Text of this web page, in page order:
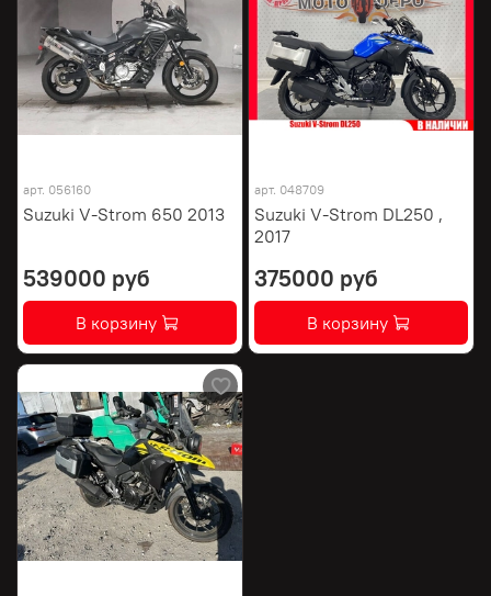
арт. 056160
Suzuki V-Strom 650 2013
539000 руб
В корзину
арт. 048709
Suzuki V-Strom DL250 ,
2017
375000 руб
В корзину